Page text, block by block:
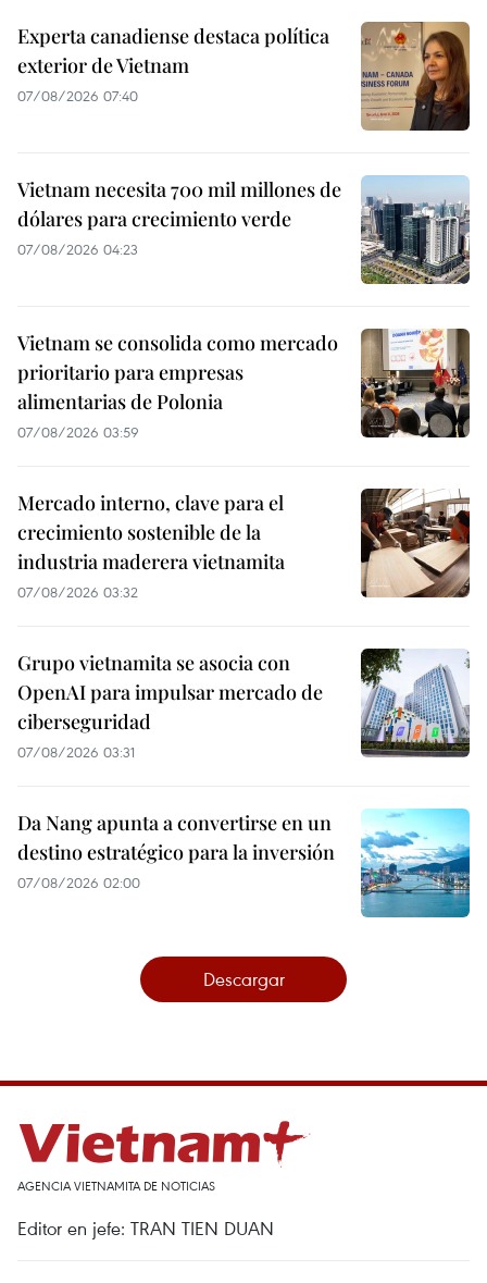
Experta canadiense destaca política
exterior de Vietnam
07/08/2026 07:40
Vietnam necesita 700 mil millones de
dólares para crecimiento verde
07/08/2026 04:23
Vietnam se consolida como mercado
prioritario para empresas
alimentarias de Polonia
07/08/2026 03:59
Mercado interno, clave para el
crecimiento sostenible de la
industria maderera vietnamita
07/08/2026 03:32
Grupo vietnamita se asocia con
OpenAI para impulsar mercado de
ciberseguridad
07/08/2026 03:31
Da Nang apunta a convertirse en un
destino estratégico para la inversión
07/08/2026 02:00
Descargar
AGENCIA VIETNAMITA DE NOTICIAS
Editor en jefe: TRAN TIEN DUAN